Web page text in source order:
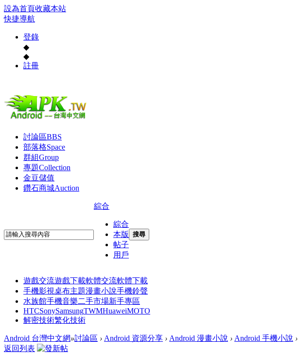
設為首頁收藏本站
快捷導航
登錄
◆
◆
註冊
討論區BBS
部落格Space
群組Group
專題Collection
金豆儲值
鑽石商城Auction
綜合
綜合
本版
帖子
用戶
搜尋
遊戲交流遊戲下載軟體交流軟體下載
手機影視桌布主題漫畫小說手機鈴聲
水族館手機音樂二手市場新手專區
HTCSonySamsungTWMHuaweiMOTO
解密技術繁化技術
Android 台灣中文網»討論區 › Android 資源分享 › Android 漫畫小說 › Android 手機小說 ›
返回列表